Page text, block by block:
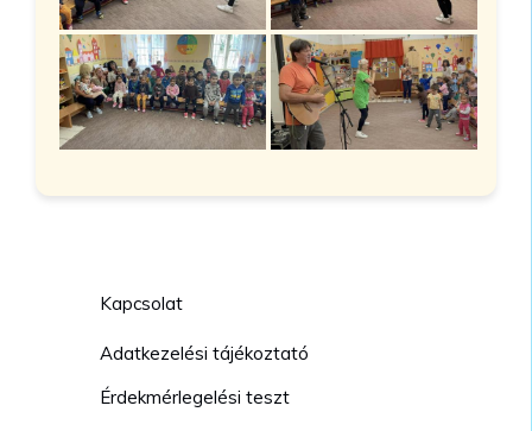
Kapcsolat
Adatkezelési tájékoztató
Érdekmérlegelési teszt